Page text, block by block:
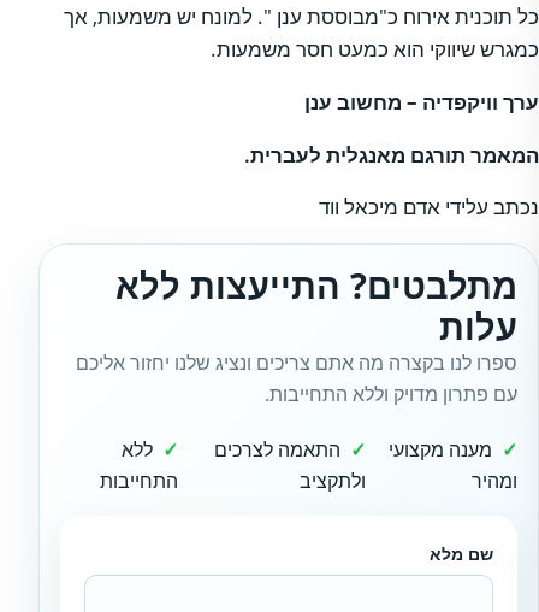
כל תוכנית אירוח כ"מבוססת ענן ". למונח יש משמעות, אך
כמגרש שיווקי הוא כמעט חסר משמעות.
ערך וויקפדיה – מחשוב ענן
המאמר תורגם מאנגלית לעברית.
נכתב עלידי אדם מיכאל ווד
מתלבטים? התייעצות ללא
עלות
ספרו לנו בקצרה מה אתם צריכים ונציג שלנו יחזור אליכם
עם פתרון מדויק וללא התחייבות.
מענה מקצועי
ומהיר
התאמה לצרכים
ולתקציב
ללא
התחייבות
שם מלא